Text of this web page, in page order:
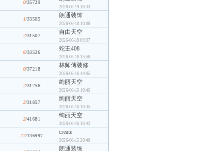
0/35729
2026-06-19 10:43
1/33505 朗通装饰
2026-06-18 10:08
2/31507 自由天空
2026-06-18 09:37
6/33526 蛇王408
2026-06-16 15:56
0/37218 林师傅装修
2026-06-16 14:05
2/31256 绚丽天空
2026-06-16 10:46
2/31857 绚丽天空
2026-06-16 10:45
2/41681 绚丽天空
2026-06-16 10:42
27/136997 create
2026-06-15 20:40
朗通装饰